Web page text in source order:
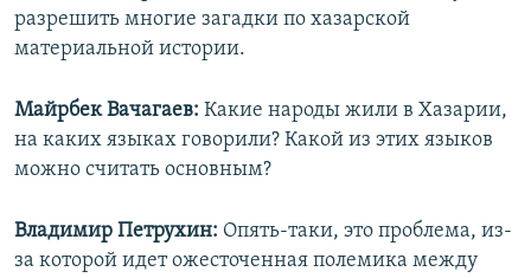
разрешить многие загадки по хазарской
материальной истории.
Майрбек Вачагаев: Какие народы жили в Хазарии,
на каких языках говорили? Какой из этих языков
можно считать основным?
Владимир Петрухин: Опять-таки, это проблема, из-
за которой идет ожесточенная полемика между